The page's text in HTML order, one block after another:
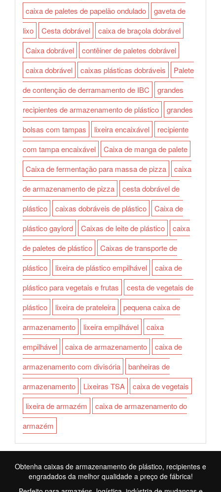
caixa de paletes de papelão ondulado
gaveta de
lixo
Cesta dobrável
caixa de braçola dobrável
Caixa dobrável
contêiner de paletes dobrável
caixa dobrável
caixas plásticas dobráveis
Palete
de contenção de derramamento de IBC
grandes
recipientes de armazenamento de plástico
grandes
bolsas com tampas
lixeira encaixável
recipiente
com tampa encaixável
Caixa de manga de palete
Caixa de fermentação para massa de pizza
caixa
de armazenamento de pizza
cesta dobrável de
plástico
caixas dobráveis de plástico
Caixa de
plástico gaylord
Caixas de leite de plástico
caixa
de paletes de plástico
Caixas de transporte de
plástico
lixeira de plástico empilhável
caixa de
plástico para vegetais e frutas
cesta de vegetais de
plástico
lixeira de prateleira
pequena caixa de
armazenamento
lixeira empilhável
caixa
empilhável
caixa de armazenamento
caixa de
armazenamento com divisória
banheiras de
armazenamento
Lixeiras TSA
caixa de vegetais
lixeira de armazém
caixa de armazenamento do
armazém
Obtenha caixas de armazenamento de plástico, recipientes e
engradados da melhor qualidade a preço de fábrica!